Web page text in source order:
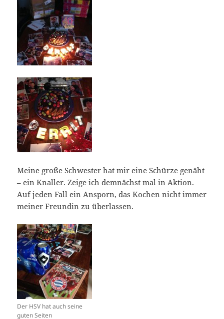
Meine große Schwester hat mir eine Schürze genäht
– ein Knaller. Zeige ich demnächst mal in Aktion.
Auf jeden Fall ein Ansporn, das Kochen nicht immer
meiner Freundin zu überlassen.
Der HSV hat auch seine
guten Seiten